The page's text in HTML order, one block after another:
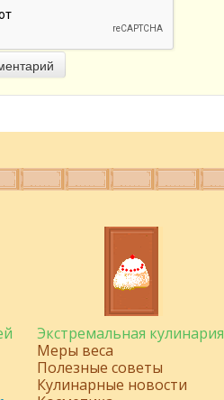
Экстремальная кулинария
Меры веса
Полезные советы
Кулинарные новости